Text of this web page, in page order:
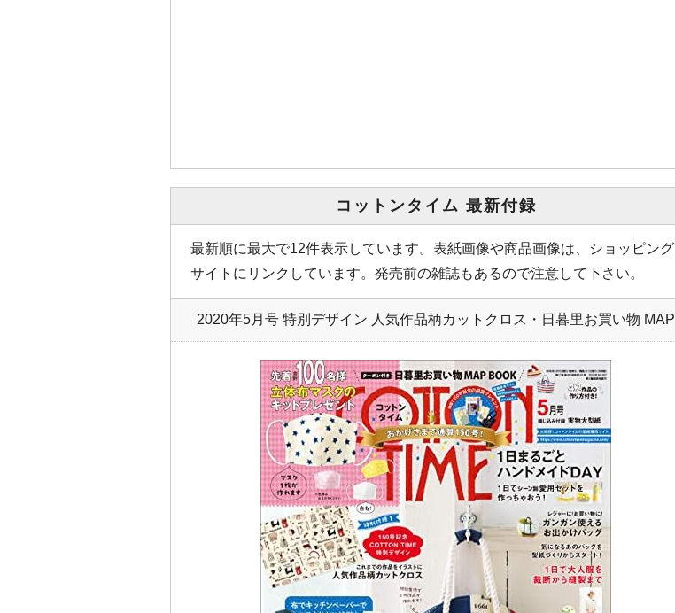
コットンタイム 最新付録
最新順に最大で12件表示しています。表紙画像や商品画像は、ショッピング
サイトにリンクしています。発売前の雑誌もあるので注意して下さい。
2020年5月号 特別デザイン 人気作品柄カットクロス・日暮里お買い物 MAP